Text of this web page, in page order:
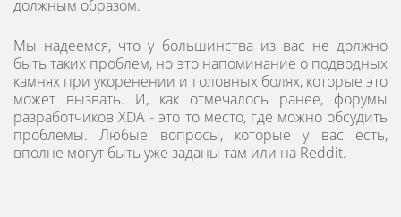
должным образом.
Мы надеемся, что у большинства из вас не должно
быть таких проблем, но это напоминание о подводных
камнях при укоренении и головных болях, которые это
может вызвать. И, как отмечалось ранее, форумы
разработчиков XDA - это то место, где можно обсудить
проблемы. Любые вопросы, которые у вас есть,
вполне могут быть уже заданы там или на Reddit.